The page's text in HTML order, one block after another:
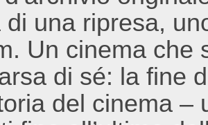
di una ripresa,
Un cinema che
di sé: la fine
del cinema –